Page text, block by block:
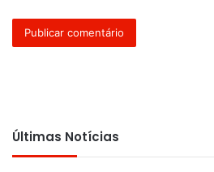
Últimas Notícias